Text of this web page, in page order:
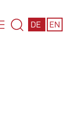
DE EN